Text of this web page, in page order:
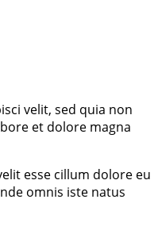
velit, sed quia non
et dolore magna
esse cillum dolore eu
omnis iste natus